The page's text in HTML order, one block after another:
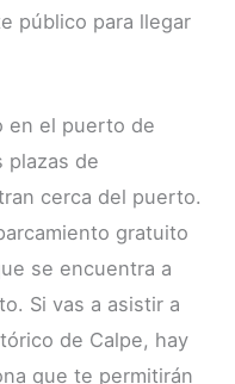
público para llegar
en el puerto de
plazas de
cerca del puerto.
gratuito
se encuentra a
Si vas a asistir a
de Calpe, hay
que te permitirán